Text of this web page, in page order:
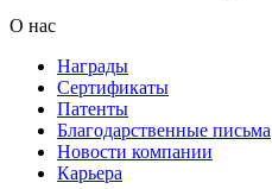
О нас
Награды
Сертификаты
Патенты
Благодарственные письма
Новости компании
Карьера